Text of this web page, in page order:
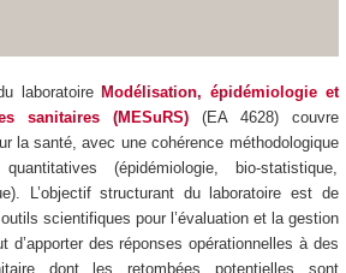
laboratoire Modélisation, épidémiologie et
sanitaires (MESuRS)
(EA 4628) couvre
la santé, avec une cohérence méthodologique
(épidémiologie, bio-statistique,
L’objectif structurant du laboratoire est de
scientifiques pour l’évaluation et la gestion
d’apporter des réponses opérationnelles à des
dont les retombées potentielles sont